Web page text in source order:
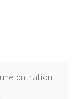
Iration